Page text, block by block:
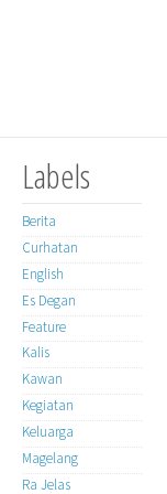
Labels
Berita
Curhatan
English
Es Degan
Feature
Kalis
Kawan
Kegiatan
Keluarga
Magelang
Ra Jelas